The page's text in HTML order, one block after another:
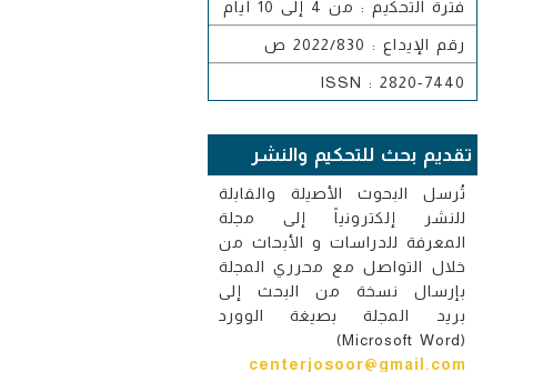
فترة التحكيم : من 4 إلى 10 أيام
رقم الإيداع : 2022/830 ص
ISSN : 2820-7440
تقديم بحث للتحكيم والنشر
تُرسل البحوث الأصيلة والقابلة
للنشر إلكترونياً إلى مجلة
المعرفة للدراسات و الأبحاث من
خلال التواصل مع محرري المجلة
بإرسال نسخة من البحث إلى
بريد المجلة بصيغة الوورد
(Microsoft Word)
centerjosoor@gmail.com